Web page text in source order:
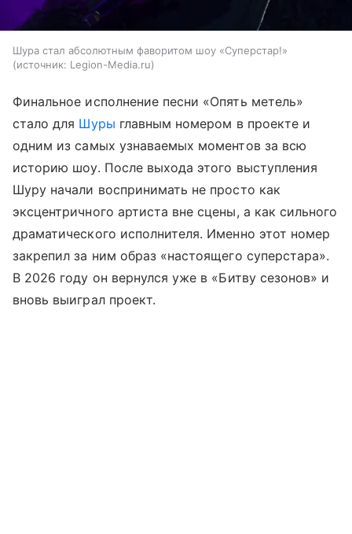
Шура стал абсолютным фаворитом шоу «Суперстар!»
источник: Legion-Media.ru
Финальное исполнение песни «Опять метель»
стало для Шуры главным номером в проекте и
одним из самых узнаваемых моментов за всю
историю шоу. После выхода этого выступления
Шуру начали воспринимать не просто как
эксцентричного артиста вне сцены, а как сильного
драматического исполнителя. Именно этот номер
закрепил за ним образ «настоящего суперстара».
В 2026 году он вернулся уже в «Битву сезонов» и
вновь выиграл проект.